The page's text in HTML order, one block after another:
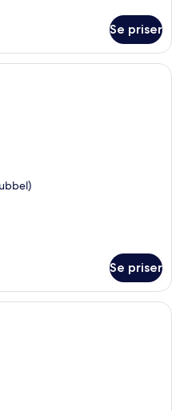
Se priser
hotellrum med en stor säng, ett
Se priser
hotellrum med en säng, en stol,